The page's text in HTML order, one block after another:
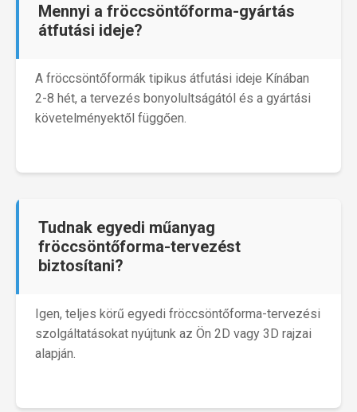
Mennyi a fröccsöntőforma-gyártás
átfutási ideje?
A fröccsöntőformák tipikus átfutási ideje Kínában
2-8 hét, a tervezés bonyolultságától és a gyártási
követelményektől függően.
Tudnak egyedi műanyag
fröccsöntőforma-tervezést
biztosítani?
Igen, teljes körű egyedi fröccsöntőforma-tervezési
szolgáltatásokat nyújtunk az Ön 2D vagy 3D rajzai
alapján.